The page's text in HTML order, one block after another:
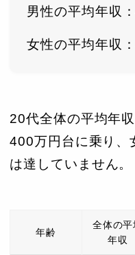
男性の平均年収
女性の平均年収
20代全体の平均年
400万円台に乗り、
は達していません。
年齢
全体の平
年収